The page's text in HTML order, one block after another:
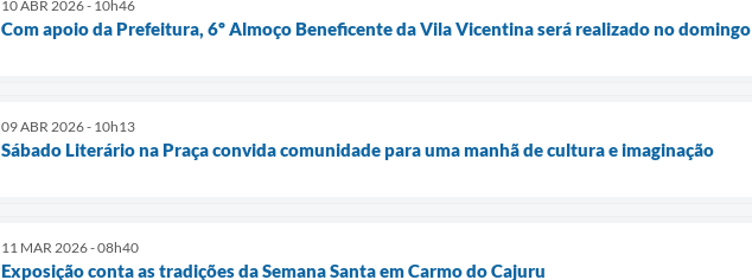
10 ABR 2026 - 10h46
Com apoio da Prefeitura, 6º Almoço Beneficente da Vila Vicentina será realizado no domingo
09 ABR 2026 - 10h13
Sábado Literário na Praça convida comunidade para uma manhã de cultura e imaginação
11 MAR 2026 - 08h40
Exposição conta as tradições da Semana Santa em Carmo do Cajuru